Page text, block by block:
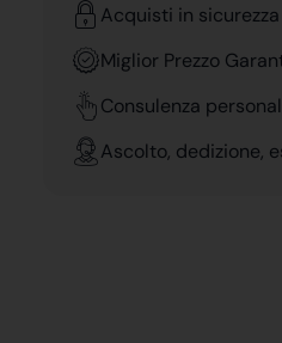
Acquisti in sicurezza
Miglior Prezzo
Consulenza
Ascolto, dedizione,